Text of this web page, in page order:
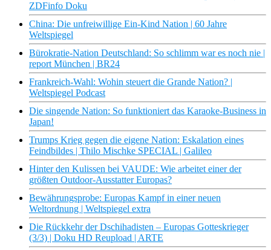
ZDFinfo Doku
China: Die unfreiwillige Ein-Kind Nation | 60 Jahre
Weltspiegel
Bürokratie-Nation Deutschland: So schlimm war es noch nie |
report München | BR24
Frankreich-Wahl: Wohin steuert die Grande Nation? |
Weltspiegel Podcast
Die singende Nation: So funktioniert das Karaoke-Business in
Japan!
Trumps Krieg gegen die eigene Nation: Eskalation eines
Feindbildes | Thilo Mischke SPECIAL | Galileo
Hinter den Kulissen bei VAUDE: Wie arbeitet einer der
größten Outdoor-Ausstatter Europas?
Bewährungsprobe: Europas Kampf in einer neuen
Weltordnung | Weltspiegel extra
Die Rückkehr der Dschihadisten – Europas Gotteskrieger
(3/3) | Doku HD Reupload | ARTE